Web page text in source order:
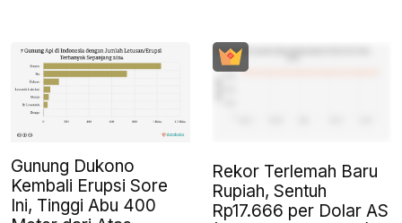
Gunung Dukono
Kembali Erupsi Sore
Ini, Tinggi Abu 400
Rekor Terlemah Baru
Rupiah, Sentuh
Rp17.666 per Dolar AS